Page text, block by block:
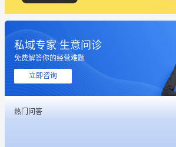
私域专家 生意问诊
免费解答你的经营难题
立即咨询
热门问答
这个营销策划案例推荐大家看一下